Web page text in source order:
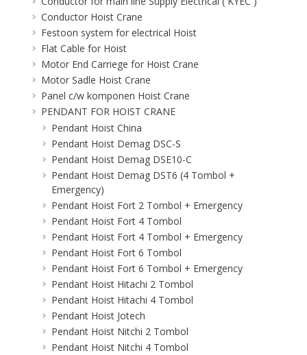
Conductor Hoist Crane
Festoon system for electrical Hoist
Flat Cable for Hoist
Motor End Carriege for Hoist Crane
Motor Sadle Hoist Crane
Panel c/w komponen Hoist Crane
PENDANT FOR HOIST CRANE
Pendant Hoist China
Pendant Hoist Demag DSC-S
Pendant Hoist Demag DSE10-C
Pendant Hoist Demag DST6 (4 Tombol +
Emergency)
Pendant Hoist Fort 2 Tombol + Emergency
Pendant Hoist Fort 4 Tombol
Pendant Hoist Fort 4 Tombol + Emergency
Pendant Hoist Fort 6 Tombol
Pendant Hoist Fort 6 Tombol + Emergency
Pendant Hoist Hitachi 2 Tombol
Pendant Hoist Hitachi 4 Tombol
Pendant Hoist Jotech
Pendant Hoist Nitchi 2 Tombol
Pendant Hoist Nitchi 4 Tombol